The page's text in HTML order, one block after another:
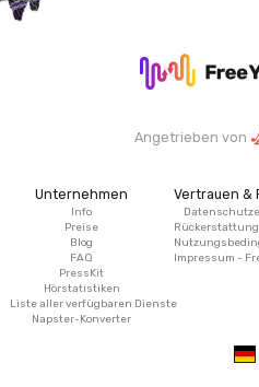
Angetrieben von
Unternehmen
Info
Preise
Blog
FAQ
PressKit
Hörstatistiken
Liste aller verfügbaren Dienste
Napster-Konverter
Vertrauen &
Impressum -